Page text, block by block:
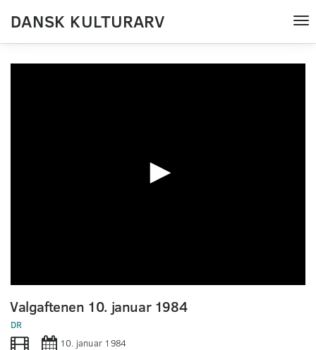
DANSK KULTURARV
seconds
of
0
seconds
Valgaftenen 10. januar 1984
DR
10. januar 1984